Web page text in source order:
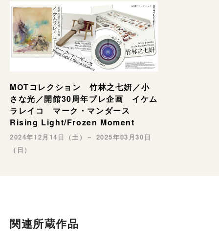
MOTコレクション 竹林之七姸／小
さな光／開館30周年プレ企画 イケム
ラレイコ マーク・マンダース
Rising Light/Frozen Moment
2024年12月14日（土）－ 2025年03月30日
（日）
関連所蔵作品